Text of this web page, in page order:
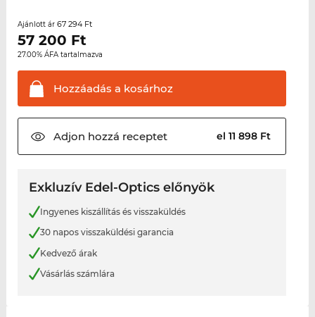
Ajánlott ár 67 294 Ft
57 200 Ft
27.00% ÁFA tartalmazva
Hozzáadás a kosárhoz
Adjon hozzá receptet el 11 898 Ft
Exkluzív Edel-Optics előnyök
Ingyenes kiszállítás és visszaküldés
30 napos visszaküldési garancia
Kedvező árak
Vásárlás számlára